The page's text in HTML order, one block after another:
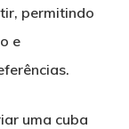
permitindo
e
uma cuba